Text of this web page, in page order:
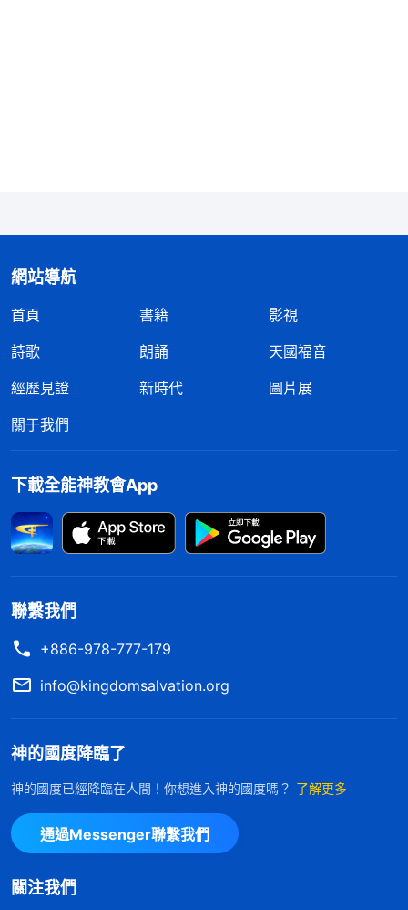
敗壞性情裏給配搭的姊妹也帶來了很大的傷害，她們
每天看我臉色説話，有時明明是有一些觀點的，但總
怕説錯了我會憑血氣對待她們，所以在本分上也發揮
後來我就尋求，為什麽我總是貪享安逸考慮自己
的肉體利益呢？我看到神的話：「
主支配人。這個本性裏具體是什麽東西呢？比如，你
那些惡？你喜歡這些東西的根據是什麽？這些東西是
從哪裏來的？你為什麽能喜歡接受這些東西？現在你
們已經明白了，主要就是有撒但的毒素在人裏面。撒
該怎麽活着？人該為什麽活着？』人都會回答説『人
來了。撒但的哲學、邏輯已成為人的生命了，人無論
追求什麽其實都是為自己，所以人都是為自己活着。
『人不為己，天誅地滅』，這就是人的生命哲學，也
代表人的本性。這句話已經成為敗壞人類的本性了，
網站導航
首頁 書籍
影視
詩歌
朗誦
天國福音
經歷見證
新時代
圖片展
關于我們
下載全能神教會App
聯繫我們
+886-978-777-179
info@kingdomsalvation.org
神的國度降臨了
神的國度已經降臨在人間！你想進入神的國度嗎？ 了解更多
通過Messenger聯繫我們
關注我們